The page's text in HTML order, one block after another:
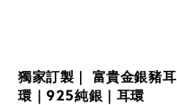
獨家訂製｜ 富貴金銀豬耳
環｜925純銀｜耳環